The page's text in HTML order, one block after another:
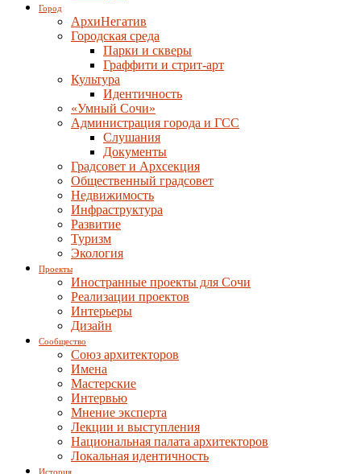
Город
АрхиНегатив
Городская среда
Парки и скверы
Граффити и стрит-арт
Культура
Идентичность
«Умный Сочи»
Администрация города и ГСС
Слушания
Документы
Градсовет и Архсекция
Общественный градсовет
Недвижимость
Инфраструктура
Развитие
Туризм
Экология
Проекты
Иностранные проекты для Сочи
Реализации проектов
Интерьеры
Дизайн
Сообщество
Союз архитекторов
Имена
Мастерские
Интервью
Мнение эксперта
Лекции и выступления
Национальная палата архитекторов
Локальная идентичность
История